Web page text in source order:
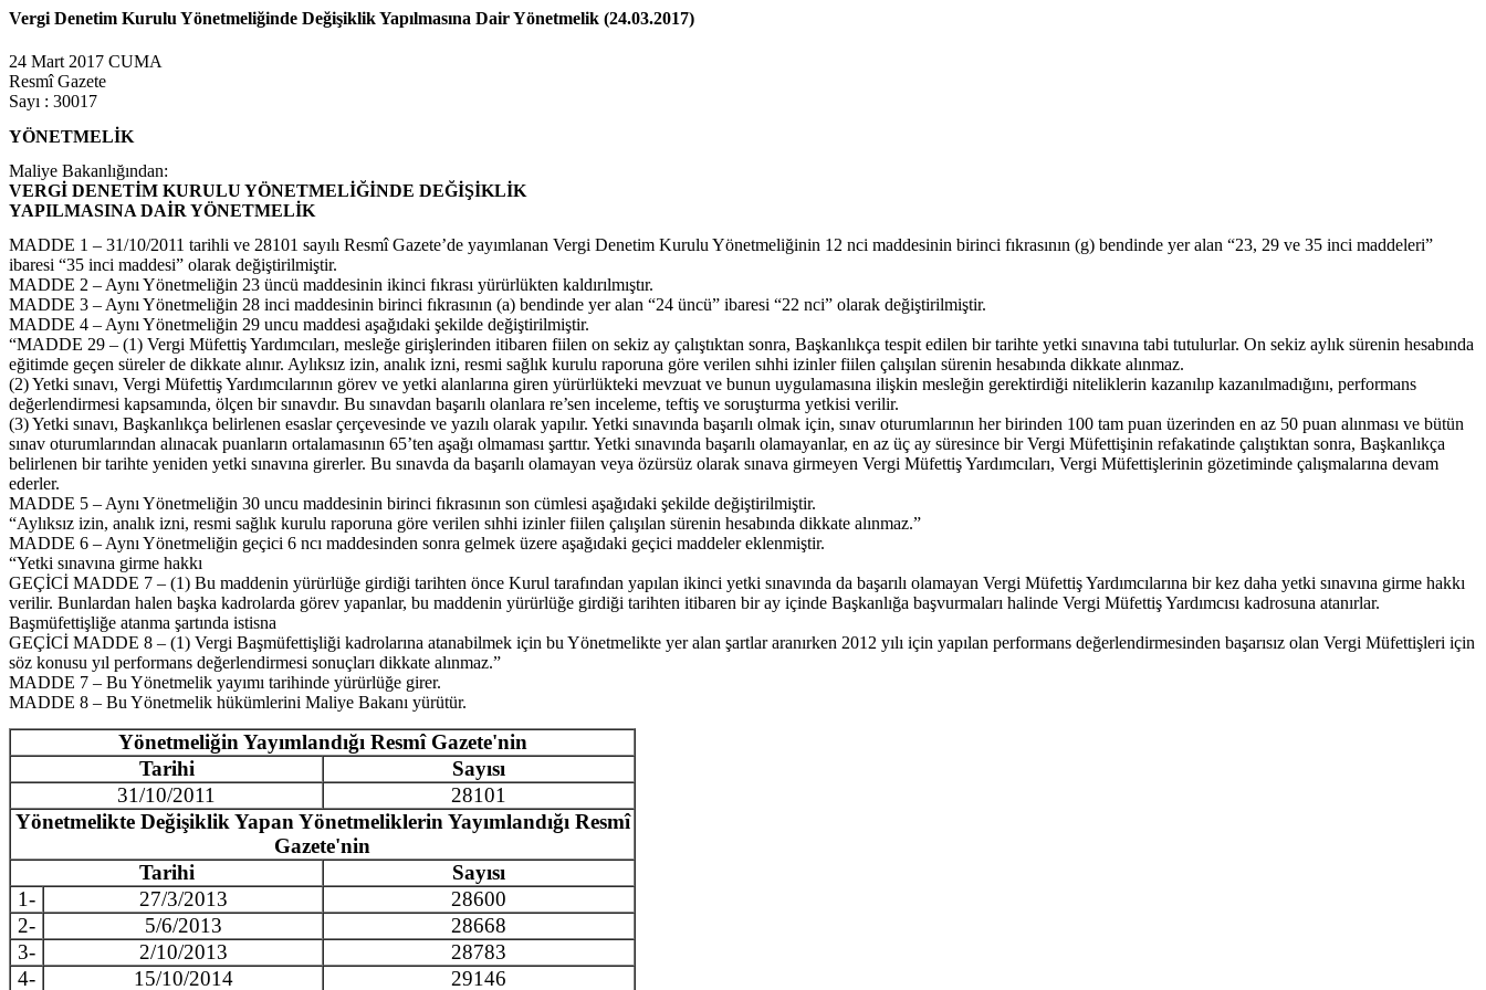
Vergi Denetim Kurulu Yönetmeliğinde Değişiklik Yapılmasına Dair Yönetmelik (24.03.2017)
24 Mart 2017 CUMA
Resmî Gazete
Sayı : 30017
YÖNETMELİK
Maliye Bakanlığından:
VERGİ DENETİM KURULU YÖNETMELİĞİNDE DEĞİŞİKLİK
YAPILMASINA DAİR YÖNETMELİK
MADDE 1 – 31/10/2011 tarihli ve 28101 sayılı Resmî Gazete’de yayımlanan Vergi Denetim Kurulu Yönetmeliğinin 12 nci maddesinin birinci fıkrasının (g) bendinde yer alan “23, 29 ve 35 inci maddeleri”
ibaresi “35 inci maddesi” olarak değiştirilmiştir.
MADDE 2 – Aynı Yönetmeliğin 23 üncü maddesinin ikinci fıkrası yürürlükten kaldırılmıştır.
MADDE 3 – Aynı Yönetmeliğin 28 inci maddesinin birinci fıkrasının (a) bendinde yer alan “24 üncü” ibaresi “22 nci” olarak değiştirilmiştir.
MADDE 4 – Aynı Yönetmeliğin 29 uncu maddesi aşağıdaki şekilde değiştirilmiştir.
“MADDE 29 – (1) Vergi Müfettiş Yardımcıları, mesleğe girişlerinden itibaren fiilen on sekiz ay çalıştıktan sonra, Başkanlıkça tespit edilen bir tarihte yetki sınavına tabi tutulurlar. On sekiz aylık sürenin hesabında
eğitimde geçen süreler de dikkate alınır. Aylıksız izin, analık izni, resmi sağlık kurulu raporuna göre verilen sıhhi izinler fiilen çalışılan sürenin hesabında dikkate alınmaz.
(2) Yetki sınavı, Vergi Müfettiş Yardımcılarının görev ve yetki alanlarına giren yürürlükteki mevzuat ve bunun uygulamasına ilişkin mesleğin gerektirdiği niteliklerin kazanılıp kazanılmadığını, performans
değerlendirmesi kapsamında, ölçen bir sınavdır. Bu sınavdan başarılı olanlara re’sen inceleme, teftiş ve soruşturma yetkisi verilir.
(3) Yetki sınavı, Başkanlıkça belirlenen esaslar çerçevesinde ve yazılı olarak yapılır. Yetki sınavında başarılı olmak için, sınav oturumlarının her birinden 100 tam puan üzerinden en az 50 puan alınması ve bütün
sınav oturumlarından alınacak puanların ortalamasının 65’ten aşağı olmaması şarttır. Yetki sınavında başarılı olamayanlar, en az üç ay süresince bir Vergi Müfettişinin refakatinde çalıştıktan sonra, Başkanlıkça
belirlenen bir tarihte yeniden yetki sınavına girerler. Bu sınavda da başarılı olamayan veya özürsüz olarak sınava girmeyen Vergi Müfettiş Yardımcıları, Vergi Müfettişlerinin gözetiminde çalışmalarına devam
ederler.
MADDE 5 – Aynı Yönetmeliğin 30 uncu maddesinin birinci fıkrasının son cümlesi aşağıdaki şekilde değiştirilmiştir.
“Aylıksız izin, analık izni, resmi sağlık kurulu raporuna göre verilen sıhhi izinler fiilen çalışılan sürenin hesabında dikkate alınmaz.”
MADDE 6 – Aynı Yönetmeliğin geçici 6 ncı maddesinden sonra gelmek üzere aşağıdaki geçici maddeler eklenmiştir.
“Yetki sınavına girme hakkı
GEÇİCİ MADDE 7 – (1) Bu maddenin yürürlüğe girdiği tarihten önce Kurul tarafından yapılan ikinci yetki sınavında da başarılı olamayan Vergi Müfettiş Yardımcılarına bir kez daha yetki sınavına girme hakkı
verilir. Bunlardan halen başka kadrolarda görev yapanlar, bu maddenin yürürlüğe girdiği tarihten itibaren bir ay içinde Başkanlığa başvurmaları halinde Vergi Müfettiş Yardımcısı kadrosuna atanırlar.
Başmüfettişliğe atanma şartında istisna
GEÇİCİ MADDE 8 – (1) Vergi Başmüfettişliği kadrolarına atanabilmek için bu Yönetmelikte yer alan şartlar aranırken 2012 yılı için yapılan performans değerlendirmesinden başarısız olan Vergi Müfettişleri için
söz konusu yıl performans değerlendirmesi sonuçları dikkate alınmaz.”
MADDE 7 – Bu Yönetmelik yayımı tarihinde yürürlüğe girer.
MADDE 8 – Bu Yönetmelik hükümlerini Maliye Bakanı yürütür.
Yönetmeliğin Yayımlandığı Resmî Gazete'nin
Tarihi
Sayısı
31/10/2011
28101
Yönetmelikte Değişiklik Yapan Yönetmeliklerin Yayımlandığı Resmî
Gazete'nin
Tarihi
Sayısı
1-
27/3/2013
28600
2-
5/6/2013
28668
3-
2/10/2013
28783
4-
15/10/2014 29146